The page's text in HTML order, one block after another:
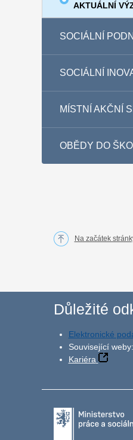
AKTUÁLNÍ
SOCIÁLNÍ
SOCIÁLNÍ
MÍSTNÍ AKČNÍ
OBĚDY DO
Na začátek
Důležité
Elektronické
Související weby:
Kariéra